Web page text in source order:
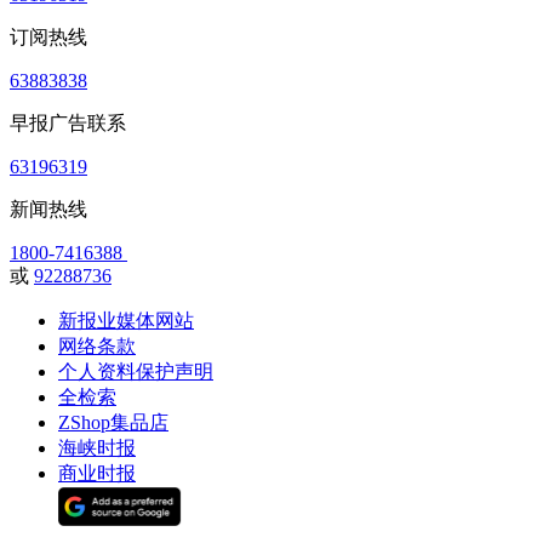
订阅热线
63883838
早报广告联系
63196319
新闻热线
1800-7416388
或 92288736
新报业媒体网站
网络条款
个人资料保护声明
全检索
ZShop集品店
海峡时报
商业时报